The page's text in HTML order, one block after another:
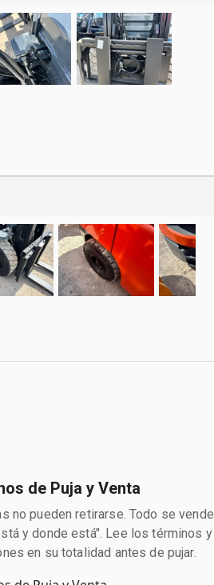
de Puja y Venta
no pueden retirarse. Todo se vende
y donde está". Lee los términos y
en su totalidad antes de pujar.